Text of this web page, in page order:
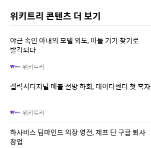
위키트리 콘텐츠 더 보기
야근 속인 아내의 모텔 외도, 아들 기기 찾기로
발각되다
위키트리
갤럭시디지털 매출 전망 하회, 데이터센터 첫 흑자
위키트리
하사비스 딥마인드 의장 영전, 제프 딘 구글 퇴사
창업